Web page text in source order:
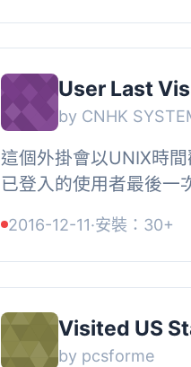
User Last
by CNHK
這個外掛會以UNIX時
已登入的使用者最後一
中。此外，外掛還提供
2016-12-11·安裝：30+
Visited US
by pcsforme